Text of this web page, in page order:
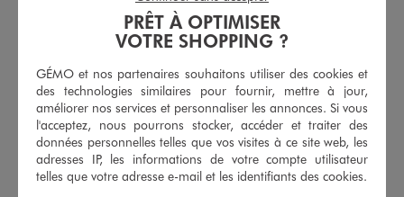
PRÊT À OPTIMISER
VOTRE SHOPPING ?
GÉMO et nos partenaires souhaitons utiliser des cookies et
des technologies similaires pour fournir, mettre à jour,
améliorer nos services et personnaliser les annonces. Si vous
l'acceptez, nous pourrons stocker, accéder et traiter des
données personnelles telles que vos visites à ce site web, les
adresses IP, les informations de votre compte utilisateur
telles que votre adresse e-mail et les identifiants des cookies.